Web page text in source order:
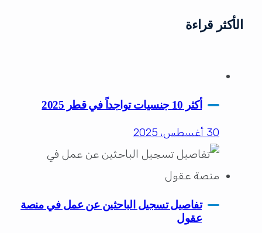
الأكثر قراءة
أكثر 10 جنسيات تواجداً في قطر 2025
30 أغسطس، 2025
تفاصيل تسجيل الباحثين عن عمل في منصة
عقول